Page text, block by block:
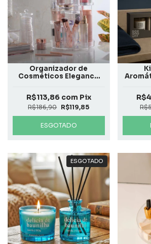
Organizador de
Cosméticos Elegance
R$186,90 R$119,85
R$113,86 com Pix
ESGOTADO
ESGOTADO